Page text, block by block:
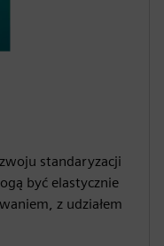
standaryzacji
być elastycznie
z udziałem